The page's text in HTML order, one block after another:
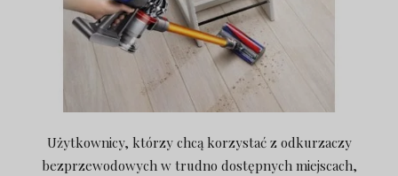
Użytkownicy, którzy chcą korzystać z odkurzaczy
bezprzewodowych w trudno dostępnych miejscach,